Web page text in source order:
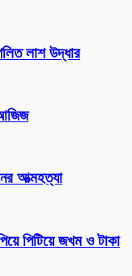
লাশ উদ্ধার
আত্মহত্যা
পিটিয়ে জখম ও টাকা